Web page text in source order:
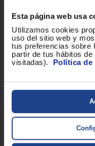
Esta página web usa
Utilizamos cookies
uso del sitio web y
tus preferencias sobre
partir de tus hábitos
visitadas). Política de
Profundidad (mm)
Procesador
Velocidad